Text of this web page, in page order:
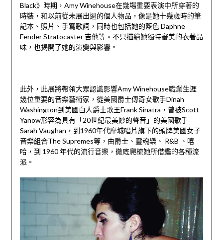
Black》時期，Amy Winehouse在幾場重要表演中所穿著的
時裝，和以前從未展出過的個人物品，像是她十幾歲時的筆
記本、照片、手寫歌詞，同時也包括她的藍色 Daphne
Fender Stratocaster 吉他等。不只描繪她獨特審美的衣著品
味，也揭開了她的演變與影響。
此外，此展將帶領大眾認識影響Amy Winehouse職業生涯
幾位重要的音樂藝術家，從美國爵士傳奇女歌手Dinah
Washington到美國白人爵士歌王Frank Sinatra，曾被Scott
Yanow形容為具有「20世紀最美妙的聲音」的美國歌手
Sarah Vaughan，到1960年代摩城唱片旗下的頭牌美國女子
音樂組合The Supremes等，由爵士、靈魂樂、 R&B 、嘻
哈，到 1960 年代的流行音樂，徹底爬梳她所借鑑的各種流
派。